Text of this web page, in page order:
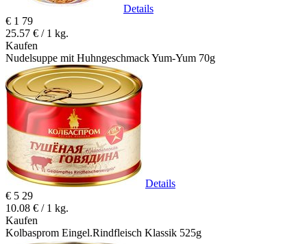
Details
€ 1 79
25.57 € / 1 kg.
Kaufen
Nudelsuppe mit Huhngeschmack Yum-Yum 70g
Details
€ 5 29
10.08 € / 1 kg.
Kaufen
Kolbasprom Eingel.Rindfleisch Klassik 525g